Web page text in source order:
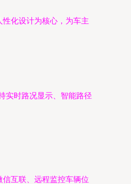
化设计为核心，为车主
实时路况显示、智能路径
互联、远程监控车辆位